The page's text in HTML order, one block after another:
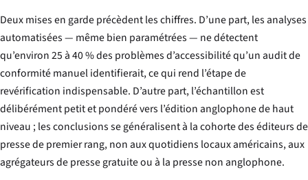
Deux mises en garde précèdent les chiffres. D’une part, les analyses
automatisées — même bien paramétrées — ne détectent
qu’environ 25 à 40 % des problèmes d’accessibilité qu’un audit de
conformité manuel identifierait, ce qui rend l’étape de
revérification indispensable. D’autre part, l’échantillon est
délibérément petit et pondéré vers l’édition anglophone de haut
niveau ; les conclusions se généralisent à la cohorte des éditeurs de
presse de premier rang, non aux quotidiens locaux américains, aux
agrégateurs de presse gratuite ou à la presse non anglophone.